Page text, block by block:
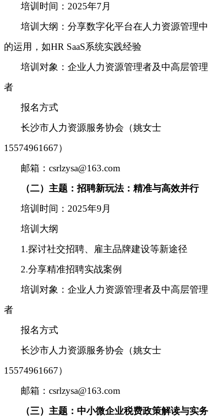
培训时间 ： 2025年7月
培训大纲 ： 分享数字化平台在人力资源管理中
的运用，如HR SaaS系统实践经验
培训对象 ： 企业人力资源管理者及中高层管理
者
报名方式
长沙市人力资源服务协会（姚女士
15574961667）
邮箱：csrlzysa@163.com
（二） 主题：招聘新玩法：精准与高效并行
培训时间：2025年9月
培训大纲
1.探讨社交招聘、雇主品牌建设等新途径
2.分享精准招聘实战案例
培训对象 ： 企业人力资源管理者及中高层管理
者
报名方式
长沙市人力资源服务协会（姚女士
15574961667）
邮箱：csrlzysa@163.com
（三） 主题：中小微企业税费政策解读与实务